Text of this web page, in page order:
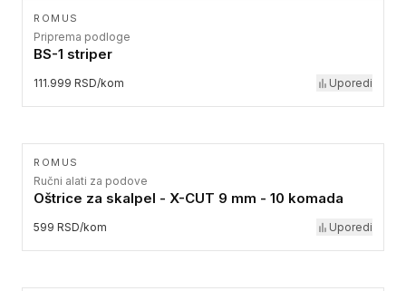
ROMUS
Priprema podloge
BS-1 striper
111.999 RSD/kom Uporedi
ROMUS
Ručni alati za podove
Oštrice za skalpel - X-CUT 9 mm - 10 komada
599 RSD/kom Uporedi